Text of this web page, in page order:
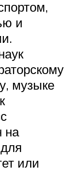
и
музыке
на
или